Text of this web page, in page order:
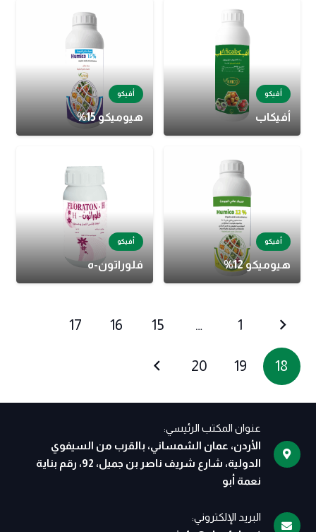
أفيكو
أفيكاب
أفيكو
هيوميكو 15%
أفيكو
هيوميكو 12%
أفيكو
فلوراتون-ه
1
…
15
16
17
18
19
20
عنوان المكتب الرئيسي:
الأردن، عمان الشمساني، بالقرب من السيفوي
الدولية، شارع شريف ناصر بن جميل، 92، رقم بناية
نعمة أبو
البريد الإلكتروني: